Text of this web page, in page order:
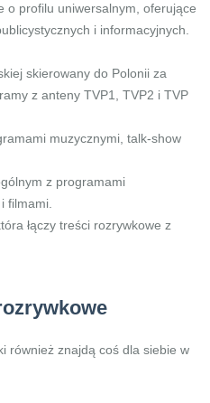
o profilu uniwersalnym, oferujące
i informacyjnych.
skierowany do Polonii za
z anteny TVP1, TVP2 i TVP
muzycznymi, talk-show
z programami
filmami.
łączy treści rozrywkowe z
również znajdą coś dla siebie w